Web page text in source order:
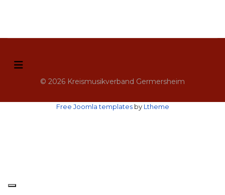
© 2026 Kreismusikverband Germersheim
Free Joomla templatesby Ltheme